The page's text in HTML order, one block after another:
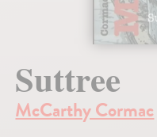
Suttree
McCarthy Cormac